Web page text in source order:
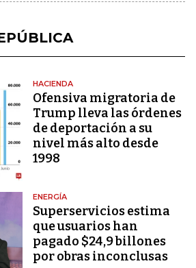
HACIENDA
Ofensiva migratoria de
Trump lleva las órdenes
de deportación a su
nivel más alto desde
1998
ENERGÍA
Superservicios estima
que usuarios han
pagado $24,9 billones
por obras inconclusas